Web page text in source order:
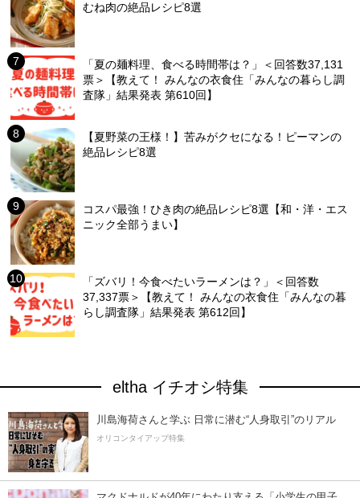
むね肉の絶品レシピ8選
「夏の麺料理、食べる時間帯は？」＜回答数37,131
票＞【教えて！ みんなの衣食住「みんなの暮らし調
査隊」結果発表 第610回】
【夏野菜の王様！】苦みがクセになる！ピーマンの
絶品レシピ8選
コスパ最強！ひき肉の絶品レシピ8選【和・洋・エス
ニック全部うまい】
「ズバリ！今食べたいラーメンは？」＜回答数
37,337票＞【教えて！ みんなの衣食住「みんなの暮
らし調査隊」結果発表 第612回】
eltha イチオシ特集
川島海荷さんと学ぶ 日常に潜む“人身取引”のリアル
オリコンタイアップ特集